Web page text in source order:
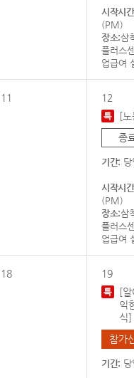
시작시
(PM)
장소:삼
플러스
업급여
11
12
[
종
기간:
시작시
(PM)
장소:삼
플러스
업급여
18
19
[
익
식]
참가
기간: